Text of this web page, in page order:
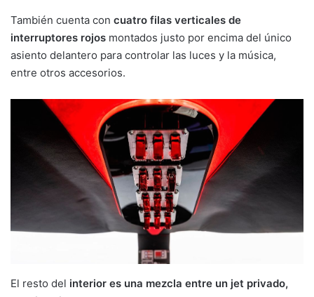
También cuenta con cuatro filas verticales de
interruptores rojos montados justo por encima del único
asiento delantero para controlar las luces y la música,
entre otros accesorios.
El resto del interior es una mezcla entre un jet privado,